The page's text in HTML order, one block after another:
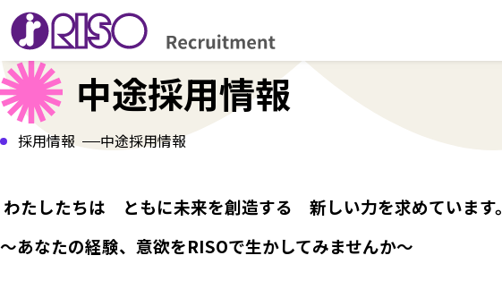
中途採用情報
採用情報 中途採用情報
わたしたちは ともに未来を創造する 新しい力を求めています。
～あなたの経験、意欲をRISOで生かしてみませんか～